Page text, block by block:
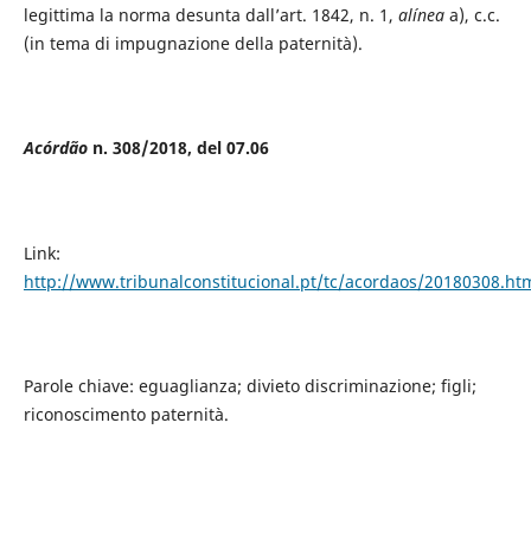
legittima la norma desunta dall’art. 1842, n. 1, alíneaa), c.c.
(in tema di impugnazione della paternità).
Acórdão n. 308/2018, del 07.06
Link:
http://www.tribunalconstitucional.pt/tc/acordaos/
Parole chiave: eguaglianza; divieto discriminazione; figli;
riconoscimento paternità.